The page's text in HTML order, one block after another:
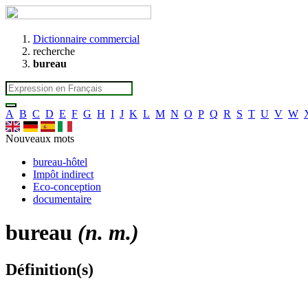
Dictionnaire commercial
recherche
bureau
A B C D E F G H I J K L M N O P Q R S T U V W
Nouveaux mots
bureau-hôtel
Impôt indirect
Eco-conception
documentaire
bureau (n. m.)
Définition(s)